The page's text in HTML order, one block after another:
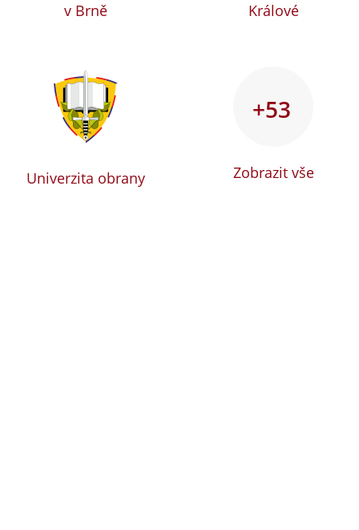
v Brně
Králové
Univerzita obrany
+53
Zobrazit vše